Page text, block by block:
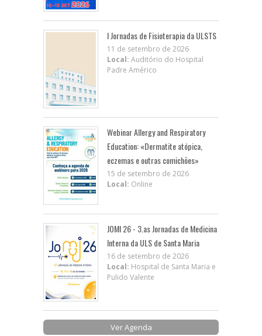
I Jornadas de Fisioterapia da ULSTS
11 de setembro de 2026
Local: Auditório do Hospital
Padre Américo
Webinar Allergy and Respiratory
Education: «Dermatite atópica,
eczemas e outras comichões»
15 de setembro de 2026
Local: Online
JOMI 26 - 3.as Jornadas de Medicina
Interna da ULS de Santa Maria
16 de setembro de 2026
Local: Hospital de Santa Maria e
Pulido Valente
Ver Agenda